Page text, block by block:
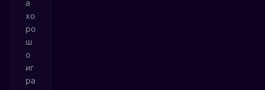
а
хо
ро
ш
о
иг
ра